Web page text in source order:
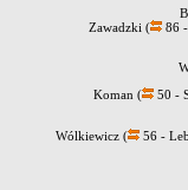
Zawadzki (
86
Koman ( 50 -
Wólkiewicz ( 56 -